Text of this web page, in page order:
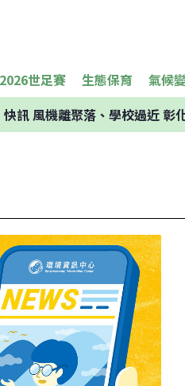
2026世足賽 生態保育 氣候
快訊風機離聚落、學校過近 彰